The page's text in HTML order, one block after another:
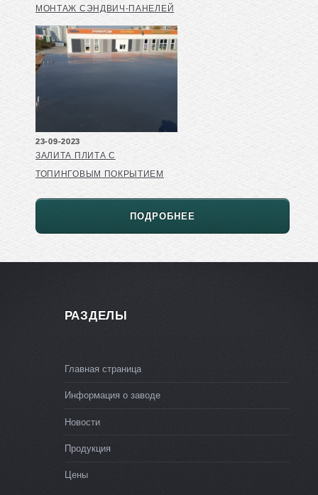
МОНТАЖ СЭНДВИЧ-ПАНЕЛЕЙ
23-09-2023
ЗАЛИТА ПЛИТА С
ТОПИНГОВЫМ ПОКРЫТИЕМ
ПОДРОБНЕЕ
РАЗДЕЛЫ
Главная страница
Информация о заводе
Новости
Продукция
Цены